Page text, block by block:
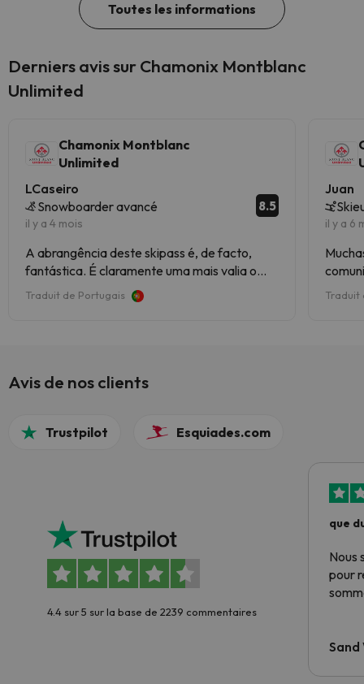
Toutes les informations
Derniers avis sur Chamonix Montblanc
Unlimited
Chamonix Montblanc
Unlimited
LCaseiro
Snowboarder avancé
il y a 4 mois
8.5
A abrangência deste skipass é, de facto,
fantástica. É claramente uma mais valia o
facto de dar acesso a Courmayeur e a
Megève, apesar de alguma custo extra de
das várias estâncias faz deste destino um
Traduit de Portugais
Juan
il y a 6
Traduit
Avis de nos clients
Trustpilot Esquiades.com
4.4 sur 5 sur la base de 2239 commentaires
que
Nous
pour
Sand